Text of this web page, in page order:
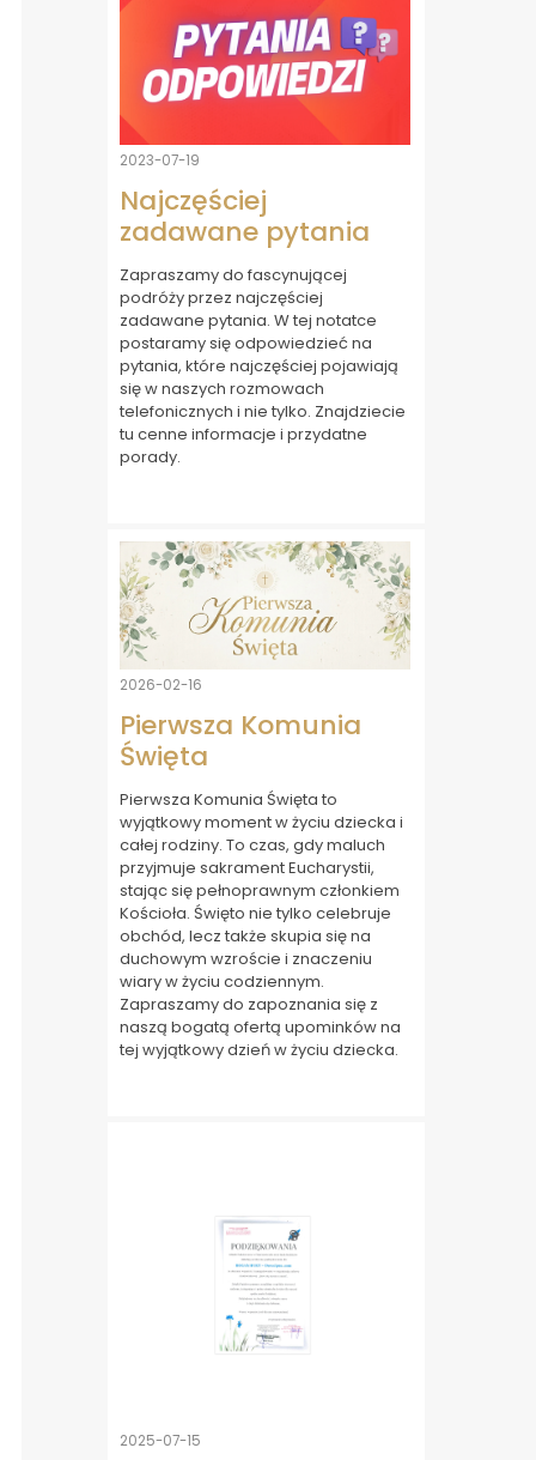
2023-07-19
Najczęściej
zadawane pytania
Zapraszamy do fascynującej
podróży przez najczęściej
zadawane pytania. W tej notatce
postaramy się odpowiedzieć na
pytania, które najczęściej pojawiają
się w naszych rozmowach
telefonicznych i nie tylko. Znajdziecie
tu cenne informacje i przydatne
porady.
2026-02-16
Pierwsza Komunia
Święta
Pierwsza Komunia Święta to
wyjątkowy moment w życiu dziecka i
całej rodziny. To czas, gdy maluch
przyjmuje sakrament Eucharystii,
stając się pełnoprawnym członkiem
Kościoła. Święto nie tylko celebruje
obchód, lecz także skupia się na
duchowym wzroście i znaczeniu
wiary w życiu codziennym.
Zapraszamy do zapoznania się z
naszą bogatą ofertą upominków na
tej wyjątkowy dzień w życiu dziecka.
2025-07-15